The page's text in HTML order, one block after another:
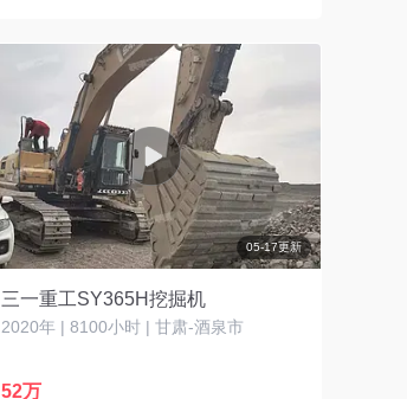
05-17更新
三一重工SY365H挖掘机
2020年 | 8100小时 | 甘肃-酒泉市
52万